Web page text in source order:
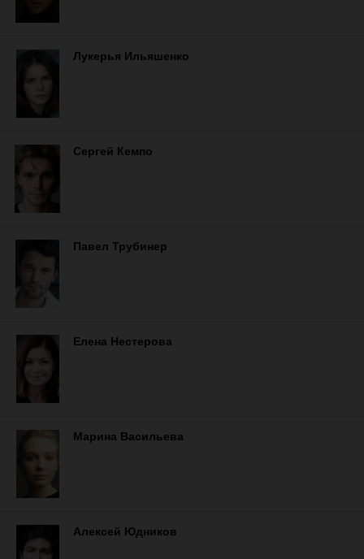
Лукерья Ильяшенко
Сергей Кемпо
Павел Трубинер
Елена Нестерова
Марина Васильева
Алексей Юдников